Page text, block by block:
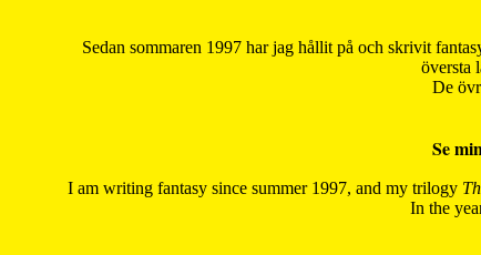
Sedan sommaren 1997 har jag hållit på och skrivit
översta
De
Se
I am writing fantasy since summer 1997, and my trilogy
In the